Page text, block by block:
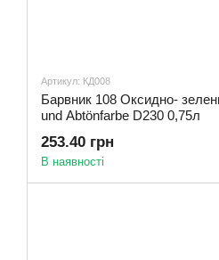
Артикул: КД008
Барвник 108 Оксидно-
und Abtönfarbe D230 0,75л
253.40 грн
В наявності